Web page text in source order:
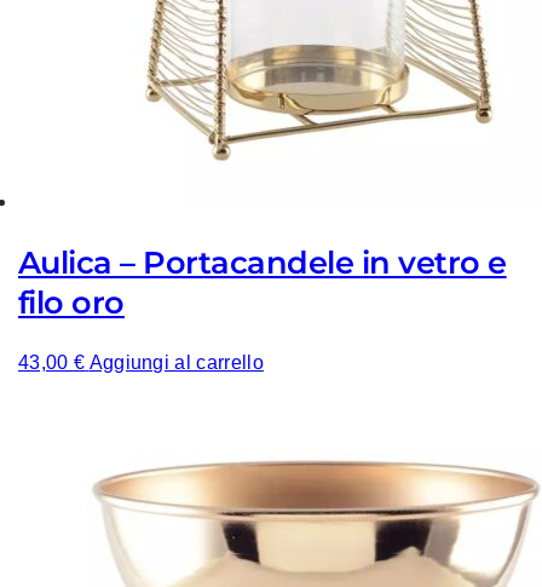
Aulica – Portacandele in vetro e
filo oro
43,00 € Aggiungi al carrello